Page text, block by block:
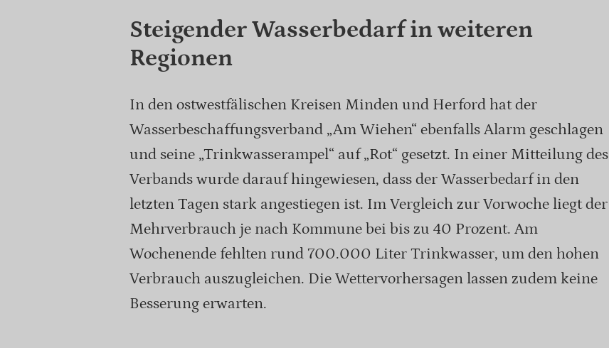
Steigender Wasserbedarf in weiteren
Regionen
In den ostwestfälischen Kreisen Minden und Herford hat der
Wasserbeschaffungsverband „Am Wiehen“ ebenfalls Alarm geschlagen
und seine „Trinkwasserampel“ auf „Rot“ gesetzt. In einer Mitteilung des
Verbands wurde darauf hingewiesen, dass der Wasserbedarf in den
letzten Tagen stark angestiegen ist. Im Vergleich zur Vorwoche liegt der
Mehrverbrauch je nach Kommune bei bis zu 40 Prozent. Am
Wochenende fehlten rund 700.000 Liter Trinkwasser, um den hohen
Verbrauch auszugleichen. Die Wettervorhersagen lassen zudem keine
Besserung erwarten.